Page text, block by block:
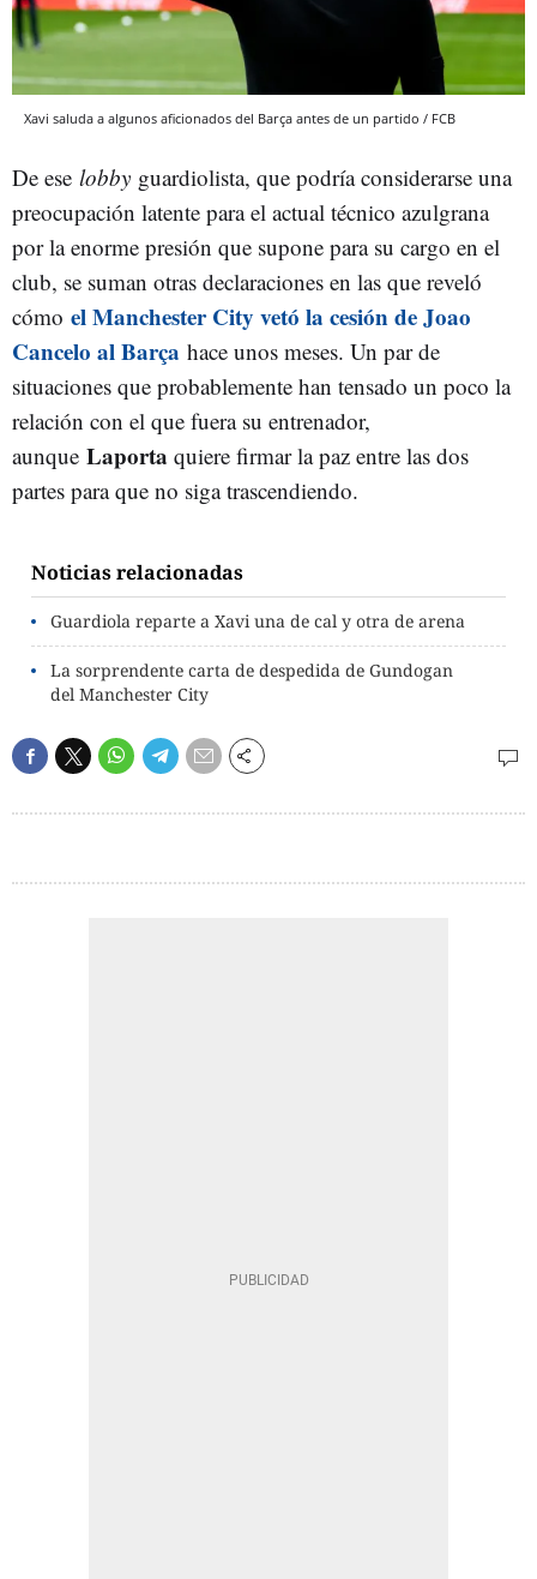
Xavi saluda a algunos aficionados del Barça antes de un partido / FCB
De ese lobby guardiolista, que podría considerarse una
preocupación latente para el actual técnico azulgrana
por la enorme presión que supone para su cargo en el
club, se suman otras declaraciones en las que reveló
cómo el Manchester City vetó la cesión de Joao
Cancelo al Barça hace unos meses. Un par de
situaciones que probablemente han tensado un poco la
relación con el que fuera su entrenador,
aunque Laporta quiere firmar la paz entre las dos
partes para que no siga trascendiendo.
Noticias relacionadas
Guardiola reparte a Xavi una de cal y otra de arena
La sorprendente carta de despedida de Gundogan
del Manchester City